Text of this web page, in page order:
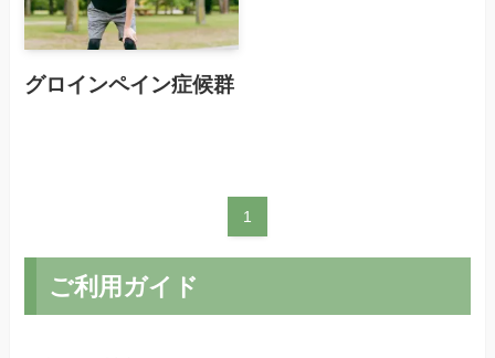
グロインペイン症候群
1
ご利用ガイド